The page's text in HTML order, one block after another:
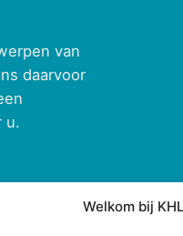
Welkom bij
van
daarvoor
u.